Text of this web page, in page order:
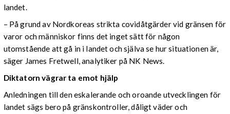
landet.
– På grund av Nordkoreas strikta covidåtgärder vid gränsen för
varor och människor finns det inget sätt för någon
utomstående att gå in i landet och själva se hur situationen är,
säger James Fretwell, analytiker på NK News.
Diktatorn vägrar ta emot hjälp
Anledningen till den eskalerande och oroande utvecklingen för
landet sägs bero på gränskontroller, dåligt väder och